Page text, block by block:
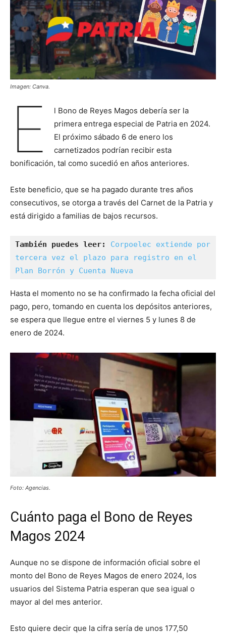
Imagen: Canva.
E
l Bono de Reyes Magos debería ser la
primera entrega especial de Patria en 2024.
El próximo sábado 6 de enero los
carnetizados podrían recibir esta
bonificación, tal como sucedió en años anteriores.
Este beneficio, que se ha pagado durante tres años
consecutivos, se otorga a través del Carnet de la Patria y
está dirigido a familias de bajos recursos.
También puedes leer:
Corpoelec extiende por
tercera vez el plazo para registro en el
Plan Borrón y Cuenta Nueva
Hasta el momento no se ha confirmado la fecha oficial del
pago, pero, tomando en cuenta los depósitos anteriores,
se espera que llegue entre el viernes 5 y lunes 8 de
enero de 2024.
Foto: Agencias.
Cuánto paga el Bono de Reyes
Magos 2024
Aunque no se dispone de información oficial sobre el
monto del Bono de Reyes Magos de enero 2024, los
usuarios del Sistema Patria esperan que sea igual o
mayor al del mes anterior.
Esto quiere decir que la cifra sería de unos 177,50